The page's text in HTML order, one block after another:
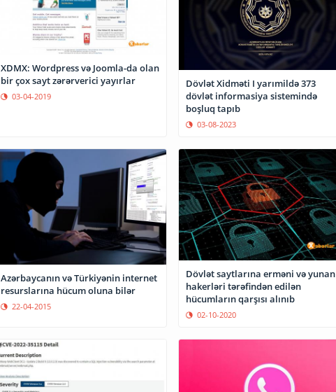
XDMX: Wordpress və Joomla-da olan
bir çox sayt zərərverici yayırlar
03-04-2019
Dövlət Xidməti I yarımildə 373
dövlət informasiya sistemində
boşluq tapıb
03-08-2023
Azərbaycanın və Türkiyənin internet
resurslarına hücum oluna bilər
22-04-2015
Dövlət saytlarına erməni və yunan
hakerləri tərəfindən edilən
hücumların qarşısı alınıb
02-10-2020